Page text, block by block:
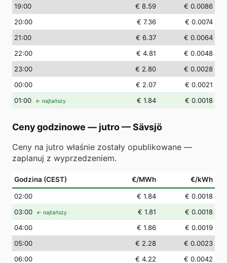
19:00 € 8.59
€ 0.0086
20:00 € 7.36
€ 0.0074
21:00 € 6.37
€ 0.0064
22:00 € 4.81
€ 0.0048
23:00 € 2.80
€ 0.0028
00:00 € 2.07
€ 0.0021
01:00 ← najtańszy € 1.84 € 0.0018
Ceny godzinowe — jutro—Sävsjö
Ceny na jutro właśnie zostały opublikowane —
zaplanuj z wyprzedzeniem.
Godzina (CEST) €/MWh €/kWh
02:00 € 1.84
€ 0.0018
03:00 ← najtańszy € 1.81
€ 0.0018
04:00 € 1.86
€ 0.0019
05:00 € 2.28
€ 0.0023
06:00 € 4.22
€ 0.0042